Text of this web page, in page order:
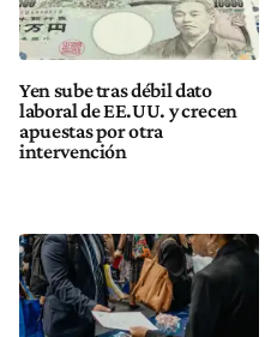
Yen sube tras débil dato
laboral de EE.UU. y crecen
apuestas por otra
intervención